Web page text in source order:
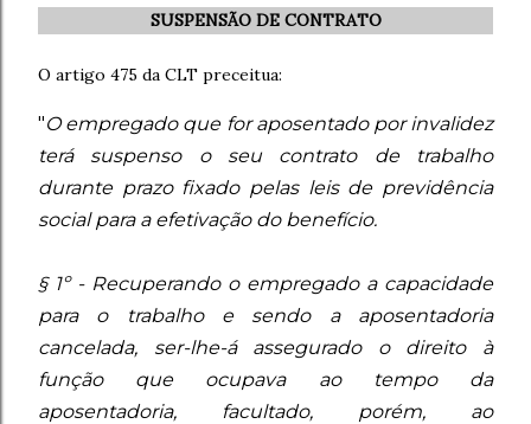
SUSPENSÃO DE CONTRATO
O artigo 475 da CLT preceitua:
"O empregado que for aposentado por invalidez
terá suspenso o seu contrato de trabalho
durante prazo fixado pelas leis de previdência
social para a efetivação do benefício.
§ 1º - Recuperando o empregado a capacidade
para o trabalho e sendo a aposentadoria
cancelada, ser-lhe-á assegurado o direito à
função que ocupava ao tempo da
aposentadoria, facultado, porém, ao